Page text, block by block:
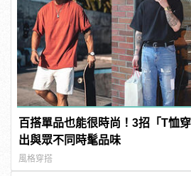
百搭單品也能很時尚！3招「T恤
出與眾不同時髦品味
風格穿搭